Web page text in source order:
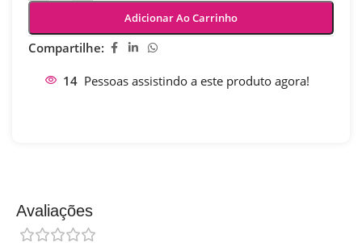
Adicionar Ao Carrinho
Compartilhe:
14 Pessoas assistindo a este produto agora!
Avaliações